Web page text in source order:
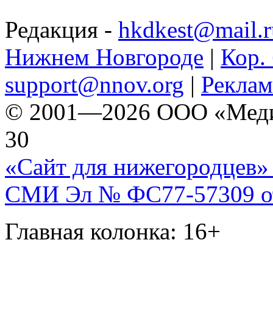
Редакция -
Нижнем Новгороде | Кор.
support@nnov.org |
© 2001—2026 ООО
30
«Сайт для нижегородцев»
СМИ Эл № ФС77-57309
Главная колонка: 16+